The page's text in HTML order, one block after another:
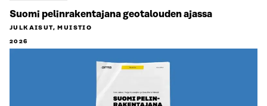
Suomi pelinrakentajana geotalouden ajassa
JULKAISUT, MUISTIO
2026